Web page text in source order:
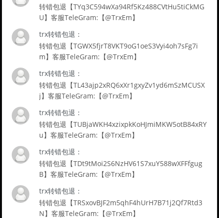
转错包退【TYq3C594wXa94Rf5Kz488CVtHu5tiCkMG
U】客服TeleGram:【@TrxEm】
trx转错包退：
转错包退【TGWX5fjrT8VKT9oG1oeS3Vyi4oh7sFg7i
m】客服TeleGram:【@TrxEm】
trx转错包退：
转错包退【TL43ajp2xRQ6xXr1gxyZv1yd6mSzMCUSX
j】客服TeleGram:【@TrxEm】
trx转错包退：
转错包退【TUBjaWKH4xzixpkKoHJmiMKW5otB84xRY
u】客服TeleGram:【@TrxEm】
trx转错包退：
转错包退【TDt9tMoi2S6NzHV61S7xuY588wXFFfgug
B】客服TeleGram:【@TrxEm】
trx转错包退：
转错包退【TRSxovBJF2m5qhF4hUrH7B71j2Qf7Rtd3
N】客服TeleGram:【@TrxEm】